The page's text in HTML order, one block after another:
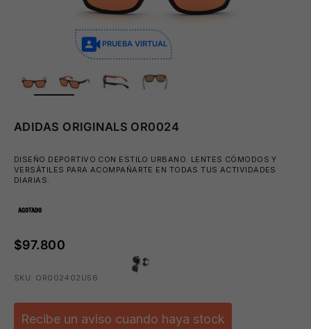
PRUEBA VIRTUAL
ZOOM
ADIDAS ORIGINALS OR0024
DISEÑO DEPORTIVO CON ESTILO URBANO. LENTES CÓMODOS Y
VERSÁTILES PARA ACOMPAÑARTE EN TODAS TUS ACTIVIDADES
DIARIAS.
AGOTADO
$97.800
SKU: OR002402U56
Recibe un aviso cuando haya stock